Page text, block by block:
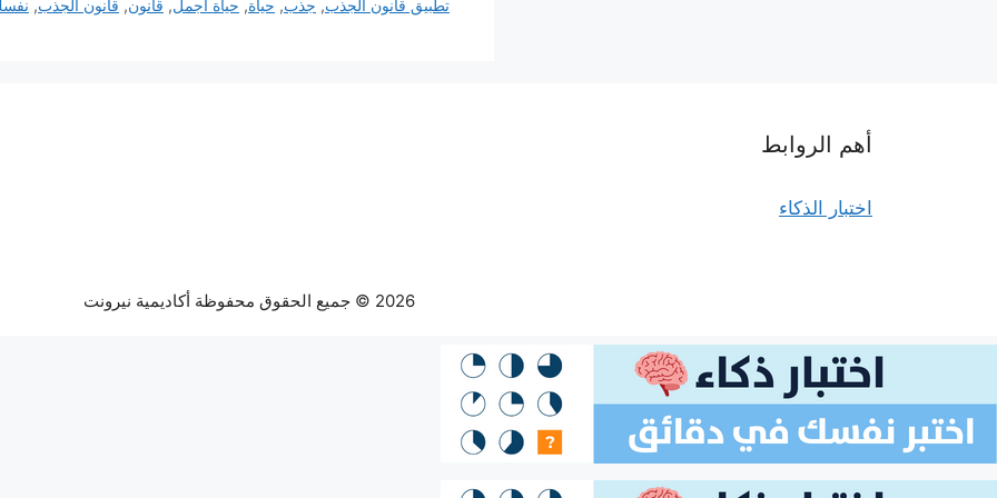
تطبيق قانون الجذب, جذب, حياة, حياة اجمل, قانون, قانون الجذب,
أهم الروابط
اختبار الذكاء
2026 © جميع الحقوق محفوظة أكاديمية نيرونت